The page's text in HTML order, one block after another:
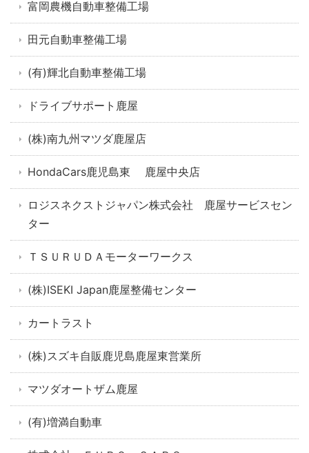
富岡農機自動車整備工場
田元自動車整備工場
(有)輝北自動車整備工場
ドライブサポート鹿屋
(株)南九州マツダ鹿屋店
HondaCars鹿児島東 鹿屋中央店
ロジスネクストジャパン株式会社 鹿屋サービスセン
ター
ＴＳＵＲＵＤＡモーターワークス
(株)ISEKI Japan鹿屋整備センター
カートラスト
(株)スズキ自販鹿児島鹿屋東営業所
マツダオートザム鹿屋
(有)増満自動車